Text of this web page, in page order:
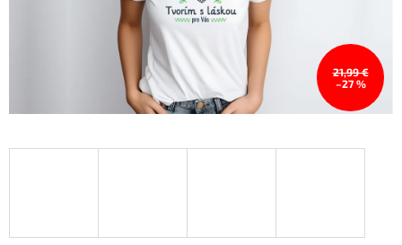
21,99 €
–27 %